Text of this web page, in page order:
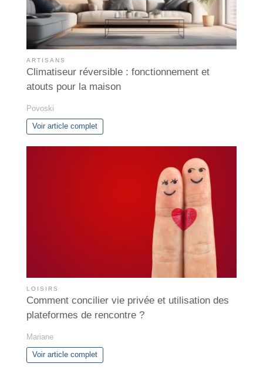
ARTISANS
Climatiseur réversible : fonctionnement et
atouts pour la maison
Povoski
Voir article complet
LOISIRS
Comment concilier vie privée et utilisation des
plateformes de rencontre ?
Mariane
Voir article complet